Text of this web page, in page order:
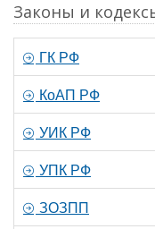
Законы и
ГК РФ
КоАП РФ
УИК РФ
УПК РФ
ЗОЗПП